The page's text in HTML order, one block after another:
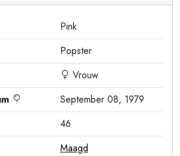
Pink
Popster
Vrouw
September 08, 1979
46
Maagd